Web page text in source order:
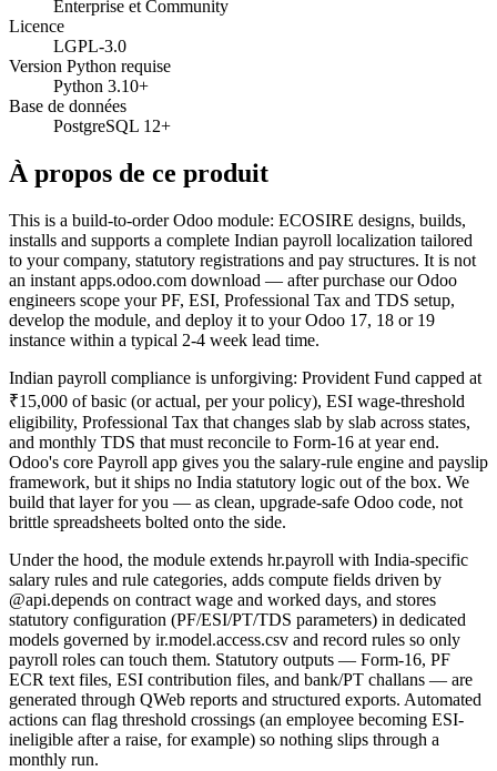
Enterprise et Community
Licence
LGPL-3.0
Version Python requise
Python 3.10+
Base de données
PostgreSQL 12+
À propos de ce produit
This is a build-to-order Odoo module: ECOSIRE designs, builds,
installs and supports a complete Indian payroll localization tailored
to your company, statutory registrations and pay structures. It is not
an instant apps.odoo.com download — after purchase our Odoo
engineers scope your PF, ESI, Professional Tax and TDS setup,
develop the module, and deploy it to your Odoo 17, 18 or 19
instance within a typical 2-4 week lead time.
Indian payroll compliance is unforgiving: Provident Fund capped at
₹15,000 of basic (or actual, per your policy), ESI wage-threshold
eligibility, Professional Tax that changes slab by slab across states,
and monthly TDS that must reconcile to Form-16 at year end.
Odoo's core Payroll app gives you the salary-rule engine and payslip
framework, but it ships no India statutory logic out of the box. We
build that layer for you — as clean, upgrade-safe Odoo code, not
brittle spreadsheets bolted onto the side.
Under the hood, the module extends hr.payroll with India-specific
salary rules and rule categories, adds compute fields driven by
@api.depends on contract wage and worked days, and stores
statutory configuration (PF/ESI/PT/TDS parameters) in dedicated
models governed by ir.model.access.csv and record rules so only
payroll roles can touch them. Statutory outputs — Form-16, PF
ECR text files, ESI contribution files, and bank/PT challans — are
generated through QWeb reports and structured exports. Automated
actions can flag threshold crossings (an employee becoming ESI-
ineligible after a raise, for example) so nothing slips through a
monthly run.